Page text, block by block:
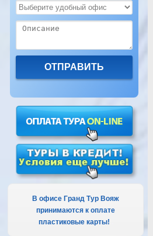
В офисе Гранд Тур Вояж
принимаются к оплате
пластиковые карты!